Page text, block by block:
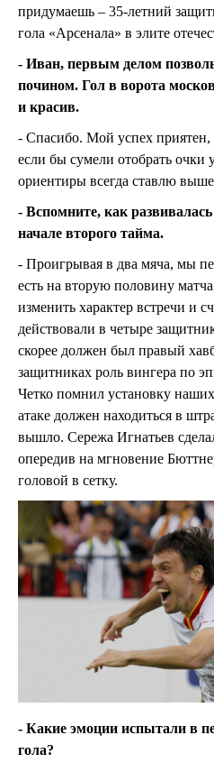
придумаешь – 35-летний
гола «Арсенала» в элите
- Иван, первым делом
почином. Гол в ворота
и красив.
- Спасибо. Мой успех
если бы сумели отобрать
ориентиры всегда ставлю
- Вспомните, как
начале второго тайма.
- Проигрывая в два мяча, мы
есть на вторую половину
изменить характер встречи и
действовали в четыре
скорее должен был правый
защитниках роль вингера по
Четко помнил установку
атаке должен находиться в
вышло. Сережа Игнатьев
опередив на мгновение
головой в сетку.
- Какие эмоции испытали в
гола?